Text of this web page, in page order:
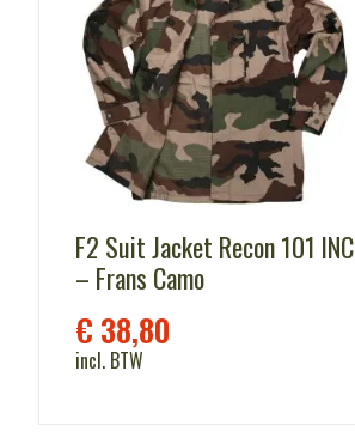
F2 Suit Jacket Recon 101 INC
– Frans Camo
€ 38,80
incl. BTW